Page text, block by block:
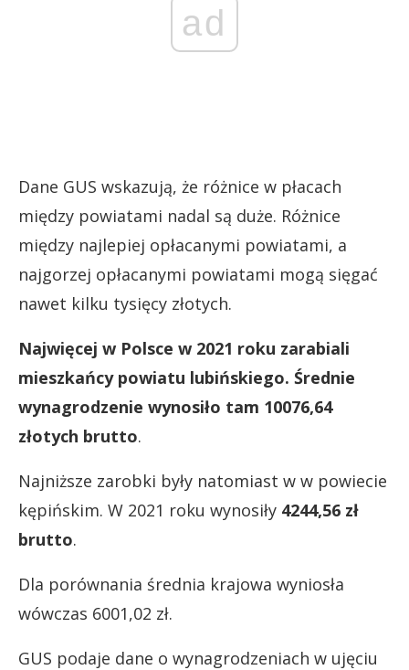
ad
Dane GUS wskazują, że różnice w płacach
między powiatami nadal są duże. Różnice
między najlepiej opłacanymi powiatami, a
najgorzej opłacanymi powiatami mogą sięgać
nawet kilku tysięcy złotych.
Najwięcej w Polsce w 2021 roku zarabiali
mieszkańcy powiatu lubińskiego. Średnie
wynagrodzenie wynosiło tam 10076,64
złotych brutto.
Najniższe zarobki były natomiast w w powiecie
kępińskim. W 2021 roku wynosiły 4244,56 zł
brutto.
Dla porównania średnia krajowa wyniosła
wówczas 6001,02 zł.
GUS podaje dane o wynagrodzeniach w ujęciu